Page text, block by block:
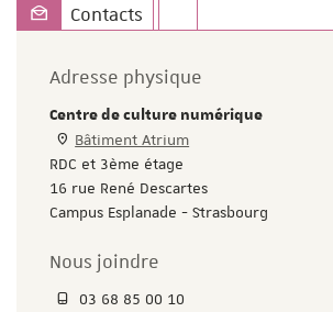
Contacts
Adresse physique
Centre de culture numérique
Bâtiment Atrium
RDC et 3ème étage
16 rue René Descartes
Campus Esplanade - Strasbourg
Nous joindre
03 68 85 00 10